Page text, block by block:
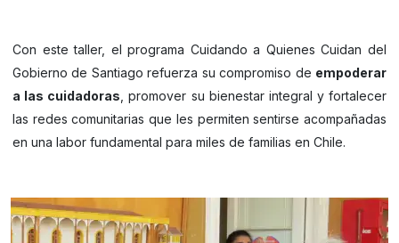
Con este taller, el programa Cuidando a Quienes Cuidan del
Gobierno de Santiago refuerza su compromiso de empoderar
a las cuidadoras , promover su bienestar integral y fortalecer
las redes comunitarias que les permiten sentirse acompañadas
en una labor fundamental para miles de familias en Chile.